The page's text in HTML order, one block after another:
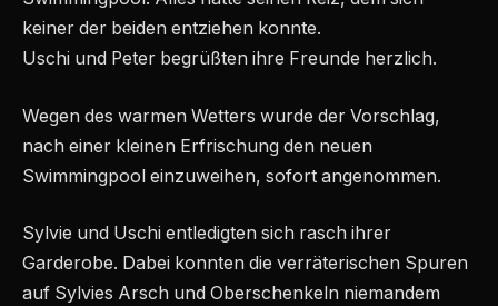
keiner der beiden entziehen konnte.
Uschi und Peter begrüßten ihre Freunde herzlich.
Wegen des warmen Wetters wurde der Vorschlag,
nach einer kleinen Erfrischung den neuen
Swimmingpool einzuweihen, sofort angenommen.
Sylvie und Uschi entledigten sich rasch ihrer
Garderobe. Dabei konnten die verräterischen Spuren
auf Sylvies Arsch und Oberschenkeln niemandem